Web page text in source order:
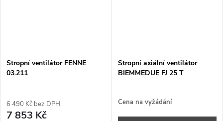
Stropní ventilátor FENNE
03.211
6 490 Kč bez DPH
7 853 Kč
Stropní axiální ventilátor
BIEMMEDUE FJ 25 T
Cena na vyžádání